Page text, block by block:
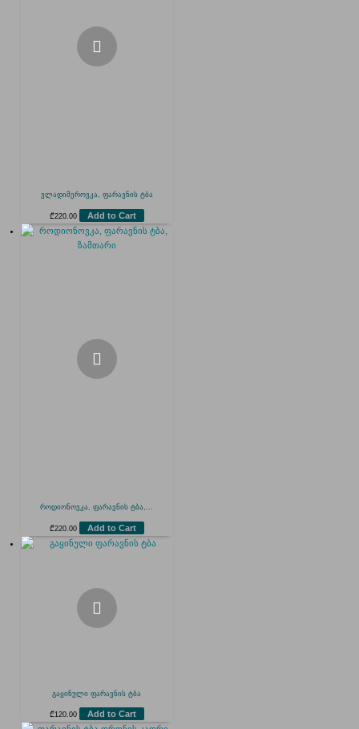
ვლადიმეროვკა, ფარავნის ტბა
₾220.00 Add to Cart
როდიონოვკა, ფარავნის ტბა,...
₾220.00 Add to Cart
გაყინული ფარავნის ტბა
₾120.00 Add to Cart